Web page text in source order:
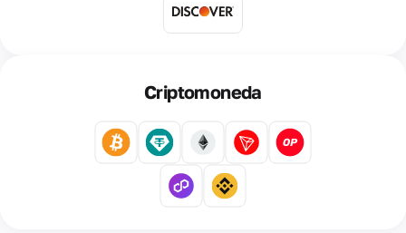
Criptomoneda